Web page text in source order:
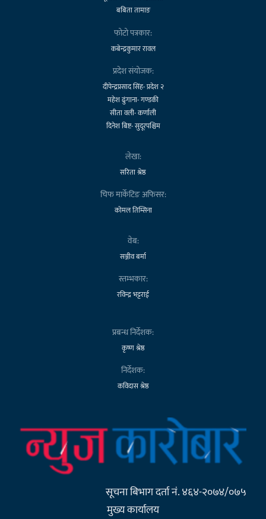
बबिता तामाङ
फोटो पत्रकार:
कबेन्द्रकुमार रावल
प्रदेश संयोजक:
दीपेन्द्रप्रसाद सिंह- प्रदेश २
महेश ढुंगाना- गण्डकी
सीता वली- कर्णाली
दिनेश बिष्ट- सुदूरपश्चिम
लेखा:
सरिता श्रेष्ठ
चिफ मार्केटिङ अफिसर:
कोमल तिम्सिना
वेब:
सञ्जीव बर्मा
स्तम्भकार:
रविन्द्र भट्टराई
प्रबन्ध निर्देशक:
कृष्ण श्रेष्ठ
निर्देशक:
कविदास श्रेष्ठ
सूचना बिभाग दर्ता नं. ४६४-२०७४/०७५
मुख्य कार्यालय